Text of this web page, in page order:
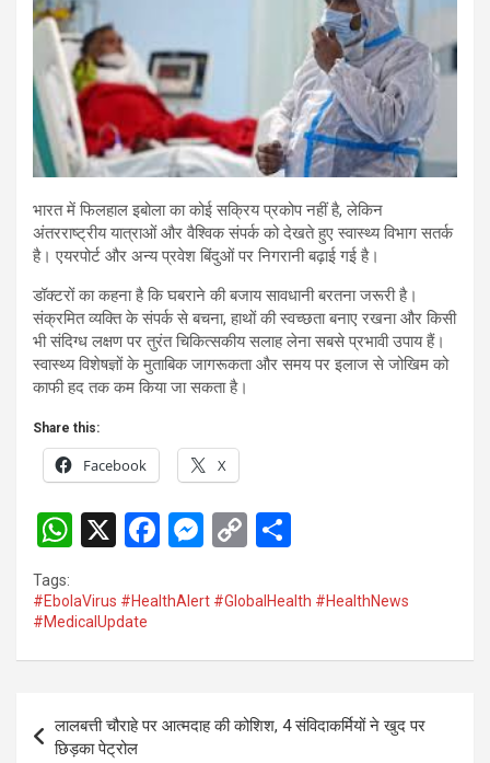
भारत में फिलहाल इबोला का कोई सक्रिय प्रकोप नहीं है, लेकिन
अंतरराष्ट्रीय यात्राओं और वैश्विक संपर्क को देखते हुए स्वास्थ्य विभाग सतर्क
है। एयरपोर्ट और अन्य प्रवेश बिंदुओं पर निगरानी बढ़ाई गई है।
डॉक्टरों का कहना है कि घबराने की बजाय सावधानी बरतना जरूरी है।
संक्रमित व्यक्ति के संपर्क से बचना, हाथों की स्वच्छता बनाए रखना और किसी
भी संदिग्ध लक्षण पर तुरंत चिकित्सकीय सलाह लेना सबसे प्रभावी उपाय हैं।
स्वास्थ्य विशेषज्ञों के मुताबिक जागरूकता और समय पर इलाज से जोखिम को
काफी हद तक कम किया जा सकता है।
Share this:
Facebook X
W
at
s
A
p
X
F
ce
o
k
M
se
g
C
py
n
ar
Tags:
#EbolaVirus #HealthAlert #GlobalHealth #HealthNews
#MedicalUpdate
navigation
लालबत्ती चौराहे पर आत्मदाह की कोशिश, 4 संविदाकर्मियों ने खुद पर
छिड़का पेट्रोल